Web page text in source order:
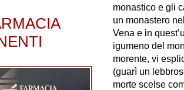
monastico e gli
un monastero
Vena e in
igumeno del
morente, vi
(guarì un
morte scelse